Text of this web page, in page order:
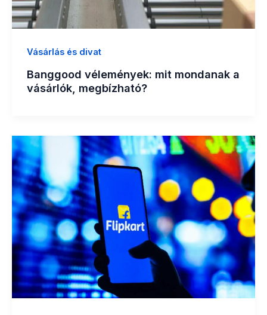
Vásárlás és divat
Banggood vélemények: mit mondanak a
vásárlók, megbízható?